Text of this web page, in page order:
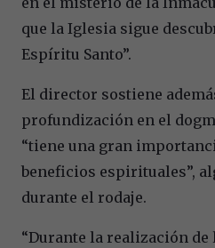
que la Iglesia sigue
Espíritu Santo”.
El director sostiene
profundización en el
“tiene una gran
beneficios espirituales”,
durante el rodaje.
“Durante la realización